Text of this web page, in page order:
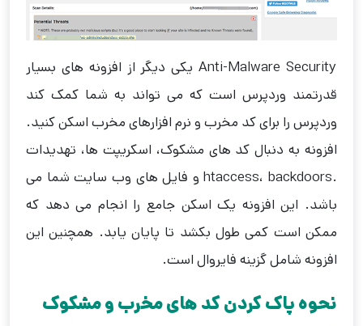
Anti-Malware Security یکی دیگر از افزونه های بسیار
قدرتمند وردپرس است که می تواند به شما کمک کند
وردپرس را برای کد مخرب و نرم افزارهای مخرب اسکن کنید.
افزونه به دنبال کد های مشکوک، اسکریپت ها، تهدیدات
.htaccess، backdoors و فایل های وب سایت شما می
باشد. این افزونه یک اسکن جامع را انجام می دهد که
ممکن است کمی طول بکشد تا پایان یابد. همچنین این
افزونه شامل گزینه فایروال است.
نحوه پاک کردن کد های مخرب و مشکوک